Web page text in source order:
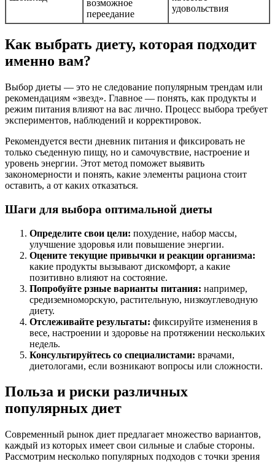
возможное
переедание
удовольствия
Как выбрать диету, которая подходит
именно вам?
Выбор диеты — это не следование популярным трендам или
рекомендациям «звезд». Главное — понять, как продукты и
режим питания влияют на вас лично. Процесс выбора требует
экспериментов, наблюдений и корректировок.
Рекомендуется вести дневник питания и фиксировать не
только съеденную пищу, но и самочувствие, настроение и
уровень энергии. Этот метод поможет выявить
закономерности и понять, какие элементы рациона стоит
оставить, а от каких отказаться.
Шаги для выбора оптимальной диеты
Определите свои цели: похудение, набор массы,
улучшение здоровья или повышение энергии.
Оцените текущие привычки и реакции организма:
какие продукты вызывают дискомфорт, а какие
позитивно влияют на состояние.
Попробуйте рзные варианты питания: например,
средиземноморскую, растительную, низкоуглеводную
диету.
Отслеживайте результаты: фиксируйте изменения в
весе, настроении и здоровье на протяжении нескольких
недель.
Консультируйтесь со специалистами: врачами,
диетологами, если возникают вопросы или сложности.
Польза и риски различных
популярных диет
Современный рынок диет предлагает множество вариантов,
каждый из которых имеет свои сильные и слабые стороны.
Рассмотрим несколько популярных подходов с точки зрения